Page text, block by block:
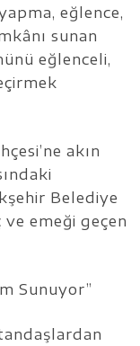
eğlence,
sunan
eğlenceli,
akın
Belediye
ve emeği geçen
Sunuyor”